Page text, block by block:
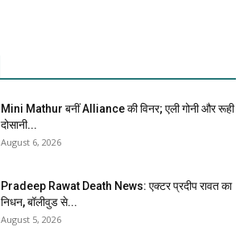
Mini Mathur बनीं Alliance की विनर; एली गोनी और रूही
दोसानी...
August 6, 2026
Pradeep Rawat Death News: एक्टर प्रदीप रावत का
निधन, बॉलीवुड से...
August 5, 2026